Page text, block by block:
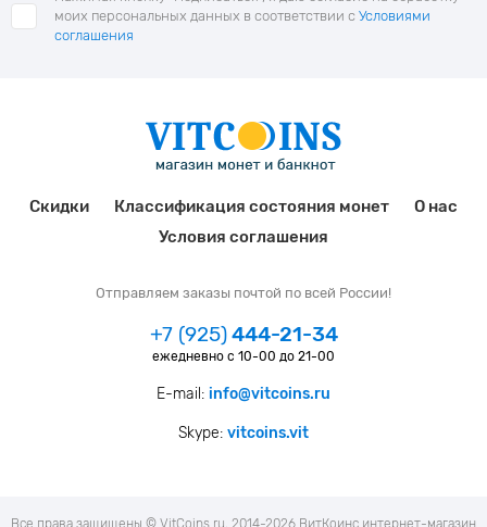
моих персональных данных в соответствии с Условиями
соглашения
Скидки Классификация состояния монет
О нас
Условия соглашения
Отправляем заказы почтой по всей России!
+7 (925)444-21-34
ежедневно с 10-00 до 21-00
E-mail: info@vitcoins.ru
Skype: vitcoins.vit
Все права защищены © VitCoins.ru, 2014-2026 ВитКоинс интернет-магазин